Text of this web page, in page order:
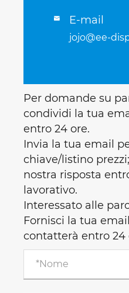
 E-mail
jojo@ee-
Per domande su
condividi la tua
entro 24 ore.
Invia la tua email
chiave/listino
nostra risposta
lavorativo.
Interessato alle
Fornisci la tua
contatterà entro 24